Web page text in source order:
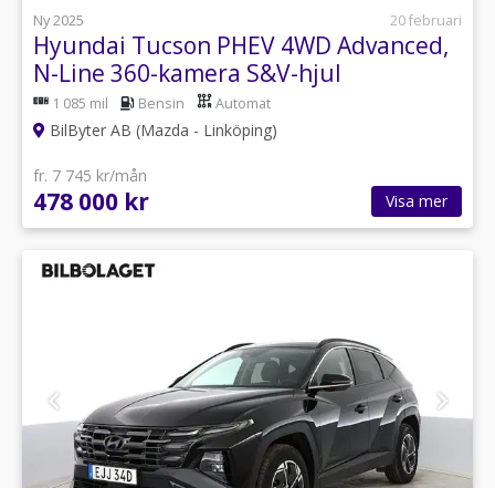
Ny 2025
20 februari
Hyundai Tucson PHEV 4WD Advanced,
N-Line 360-kamera S&V-hjul
1 085 mil Bensin Automat
BilByter AB (Mazda - Linköping)
fr. 7 745 kr/mån
478 000 kr Visa mer